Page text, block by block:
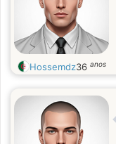
Hossemdz36 anos